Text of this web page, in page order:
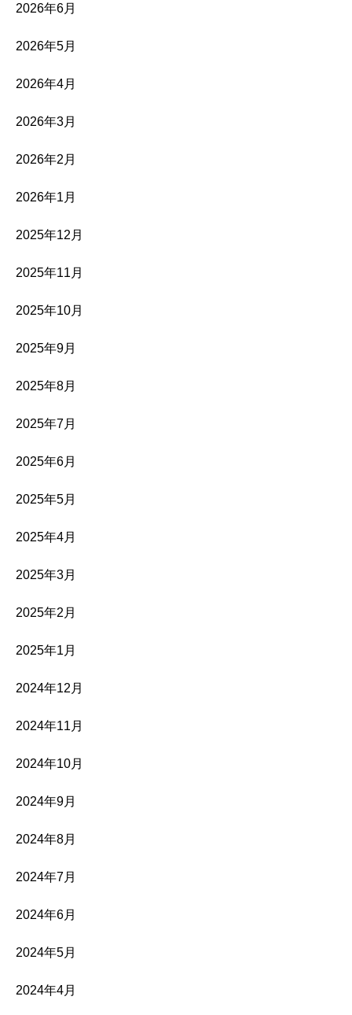
2026年6月
2026年5月
2026年4月
2026年3月
2026年2月
2026年1月
2025年12月
2025年11月
2025年10月
2025年9月
2025年8月
2025年7月
2025年6月
2025年5月
2025年4月
2025年3月
2025年2月
2025年1月
2024年12月
2024年11月
2024年10月
2024年9月
2024年8月
2024年7月
2024年6月
2024年5月
2024年4月